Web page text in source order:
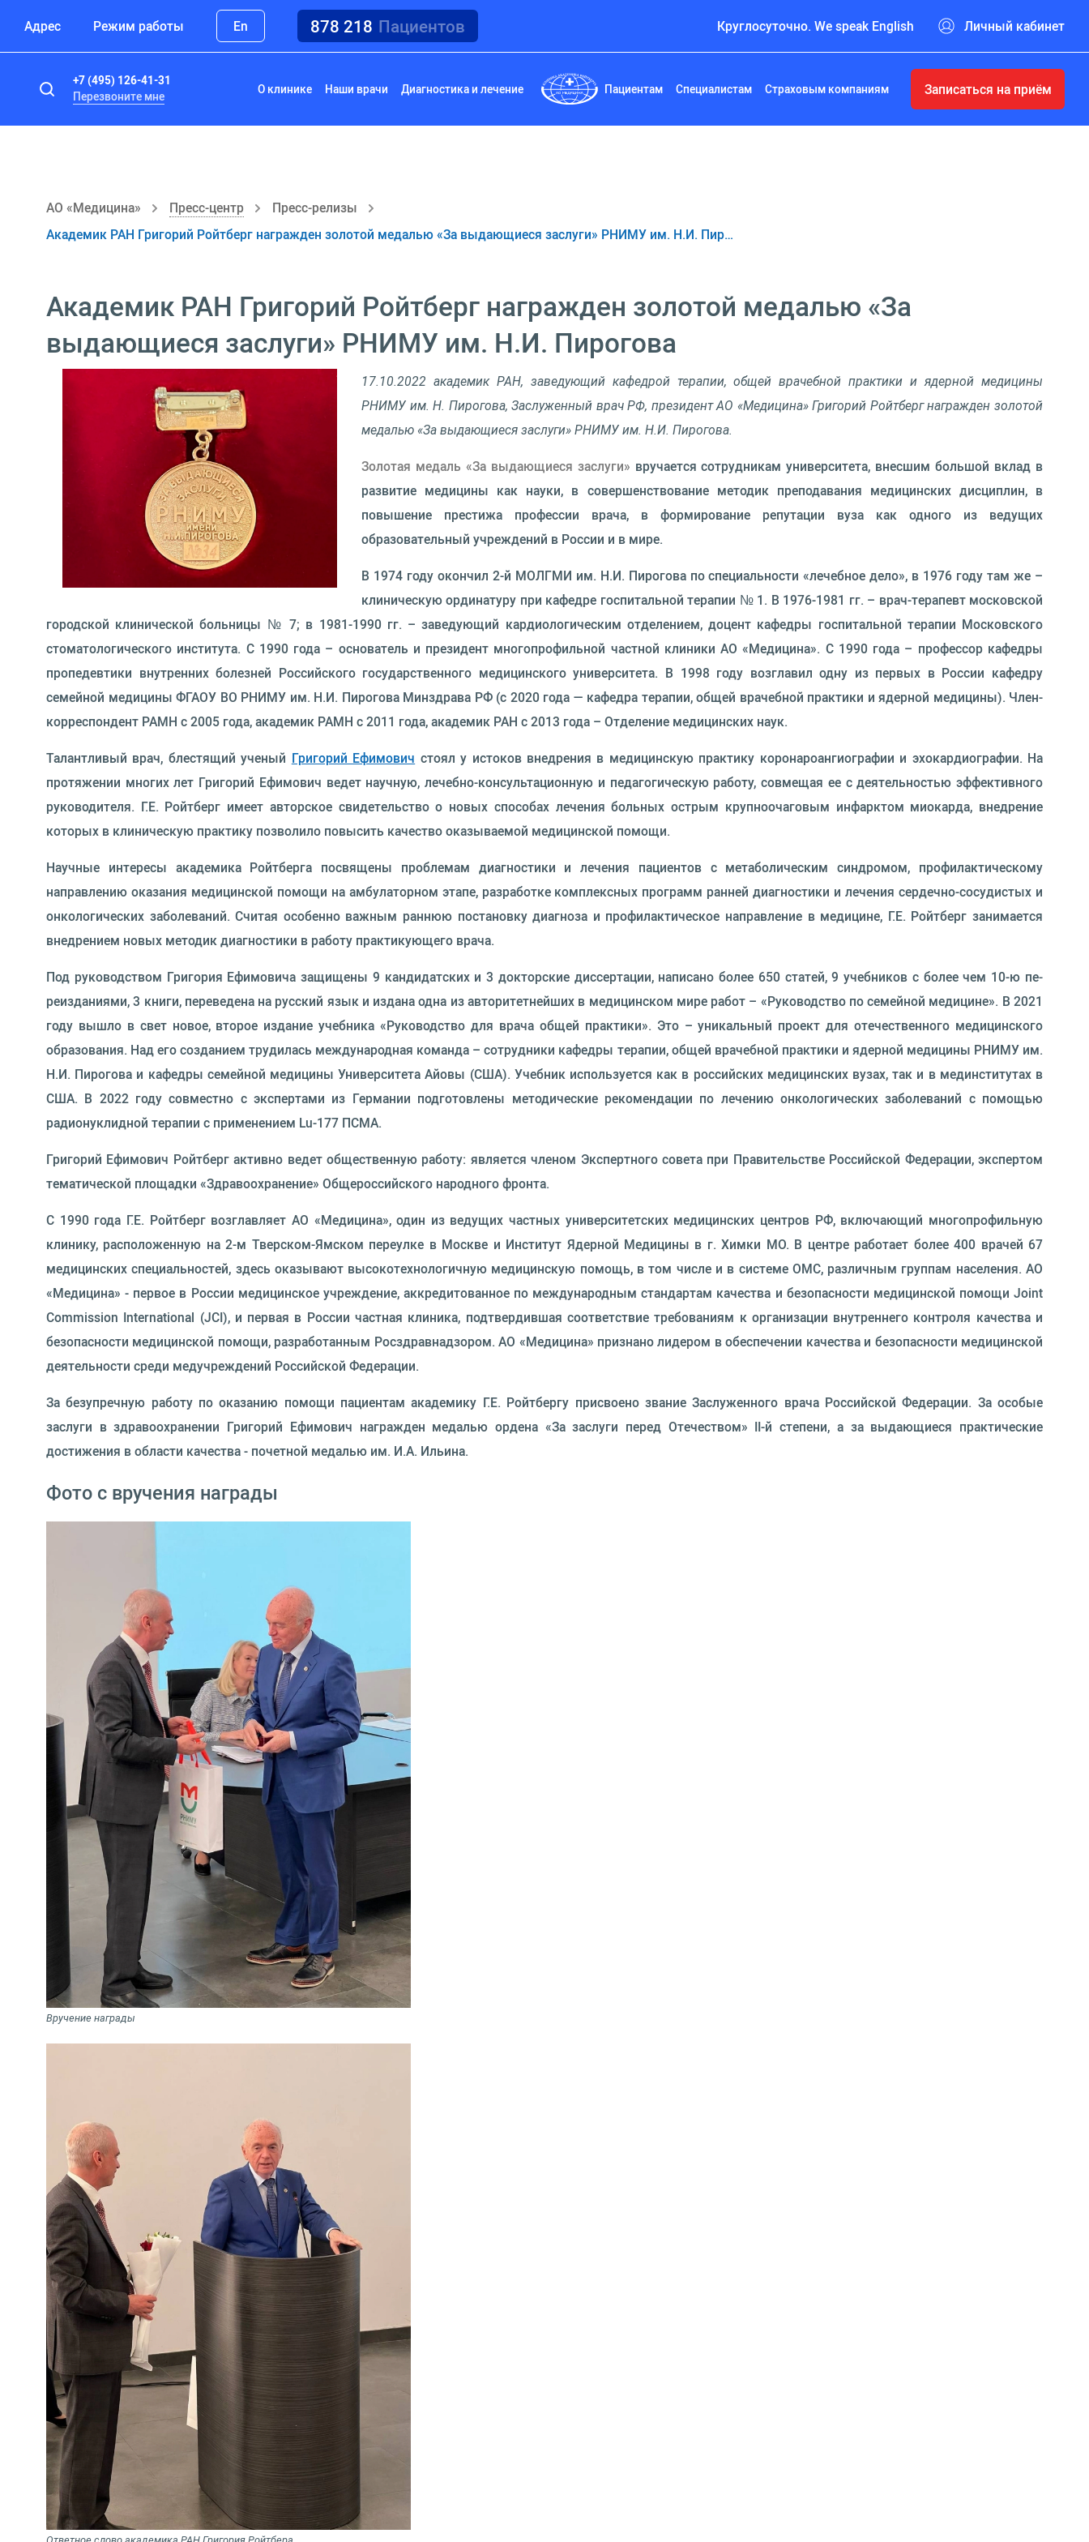
Адрес Режим работы En 878 218 Пациентов Круглосуточно. We speak English Личный кабинет
+7 (495) 126-41-31
Перезвоните мне
О клинике Наши врачи Диагностика и лечение Пациентам Специалистам Страховым компаниям Записаться на приём
АО «Медицина» Пресс-центр
Пресс-релизы
Академик РАН Григорий Ройтберг награжден золотой медалью «За выдающиеся заслуги» РНИМУ им. Н.И. Пир…
Академик РАН Григорий Ройтберг награжден золотой медалью «За
выдающиеся заслуги» РНИМУ им. Н.И. Пирогова
17.10.2022 академик РАН, заведующий кафедрой терапии, общей врачебной практики и ядерной медицины
РНИМУ им. Н. Пирогова, Заслуженный врач РФ, президент АО «Медицина» Григорий Ройтберг награжден золотой
медалью«За выдающиеся заслуги» РНИМУ им. Н.И. Пирогова.
Золотая медаль «За выдающиеся заслуги» вручается сотрудникам университета, внесшим большой вклад в
развитие медицины как науки, в совершенствование методик преподавания медицинских дисциплин, в
повышение престижа профессии врача, в формирование репутации вуза как одного из ведущих
образовательный учреждений в России и в мире.
В 1974 году окончил 2-й МОЛГМИ им. Н.И. Пирогова по специальности «лечебное дело», в 1976 году там же –
клиническую ординатуру при кафедре госпитальной терапии № 1. В 1976-1981 гг. – врач-терапевт московской
городской клинической больницы № 7; в 1981-1990 гг. – заведующий кардиологическим отделением, доцент кафедры госпитальной терапии Московского
стоматологического института. С 1990 года – основатель и президент многопрофильной частной клиники АО «Медицина». С 1990 года – профессор кафедры
пропедевтики внутренних болезней Российского государственного медицинского университета. В 1998 году возглавил одну из первых в России кафедру
семейной медицины ФГАОУ ВО РНИМУ им. Н.И. Пирогова Минздрава РФ (с 2020 года — кафедра терапии, общей врачебной практики и ядерной медицины). Член-
корреспондент РАМН с 2005 года, академик РАМН с 2011 года, академик РАН c 2013 года – Отделение медицинских наук.
Талантливый врач, блестящий ученый Григорий Ефимович стоял у истоков внедрения в медицинскую практику коронароангиографии и эхокардиографии. На
протяжении многих лет Григорий Ефимович ведет научную, лечебно-консультационную и педагогическую работу, совмещая ее с деятельностью эффективного
руководителя. Г.Е. Ройтберг имеет авторское свидетельство о новых способах лечения больных острым крупноочаговым инфарктом миокарда, внедрение
которых в клиническую практику позволило повысить качество оказываемой медицинской помощи.
Научные интересы академика Ройтберга посвящены проблемам диагностики и лечения пациентов с метаболическим синдромом, профилактическому
направлению оказания медицинской помощи на амбулаторном этапе, разработке комплексных программ ранней диагностики и лечения сердечно-сосудистых и
онкологических заболеваний. Считая особенно важным раннюю постановку диагноза и профилактическое направление в медицине, Г.Е. Ройтберг занимается
внедрением новых методик диагностики в работу практикующего врача.
Под руководством Григория Ефимо­вича защищены 9 кандидатских и 3 док­торские диссертации, написано более 650 статей, 9 учебников с более чем 10-ю пе­
реизданиями, 3 книги, переведена на русский язык и издана одна из авторитетнейших в медицинском мире работ – «Руководство по семейной медицине». В 2021
году вышло в свет новое, второе издание учебника «Ру­ководство для врача общей практики». Это – уникальный проект для отечествен­ного медицинского
образования. Над его созданием трудилась международная команда – сотрудники кафедры терапии, общей врачебной практики и ядерной ме­дицины РНИМУ им.
Н.И. Пирогова и ка­федры семейной медицины Университета Айовы (США). Учебник используется как в российских медицинских вузах, так и в мединститутах в
США. В 2022 году совместно с экспертами из Германии подготовлены методические рекомендации по лечению онкологических заболеваний с помощью
радионуклидной терапии с применением Lu-177 ПСМА.
Григорий Ефимович Ройтберг активно ведет общественную работу: является членом Экспертного совета при Правительстве Российской Федерации, экспертом
тематической площадки «Здравоохранение» Общероссийского народного фронта.
С 1990 года Г.Е. Ройтберг возглавляет АО «Медицина», один из ведущих частных университетских медицинских центров РФ, включающий многопрофильную
клинику, расположенную на 2-м Тверском-Ямском переулке в Москве и Институт Ядерной Медицины в г. Химки МО. В центре работает более 400 врачей 67
медицинских специальностей, здесь оказывают высокотехнологичную медицинскую помощь, в том числе и в системе ОМС, различным группам населения. АО
«Медицина» - первое в России медицинское учреждение, аккредитованное по международным стандартам качества и безопасности медицинской помощи Joint
Commission International (JCI), и первая в России частная клиника, подтвердившая соответствие требованиям к организации внутреннего контроля качества и
безопасности медицинской помощи, разработанным Росздравнадзором. АО «Медицина» признано лидером в обеспечении качества и безопасности медицинской
деятельности среди медучреждений Российской Федерации.
За безупречную работу по оказанию помощи пациентам академику Г.Е. Ройтбергу присвоено звание Заслуженного врача Российской Федерации. За особые
заслуги в здравоохранении Григорий Ефимович награжден медалью ордена «За заслуги перед Отечеством» II-й степени, а за выдающиеся практические
достижения в области качества - почетной медалью им. И.А. Ильина.
Фото с вручения награды
Вручение награды